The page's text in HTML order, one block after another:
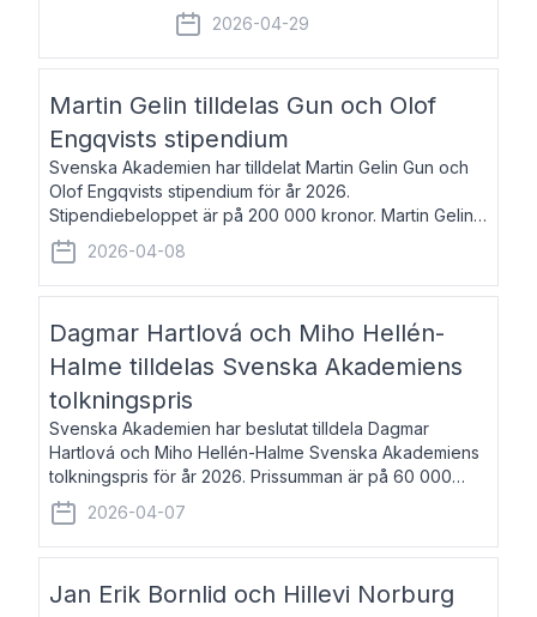
läser ur sina verk och samtalar med
John Swedenmark. De läser upp på
färöiska, isländska och svenska och
2026-04-29
Martin Gelin tilldelas Gun och Olof
Engqvists stipendium
Svenska Akademien har tilldelat Martin Gelin Gun och
Olof Engqvists stipendium för år 2026.
Stipendiebeloppet är på 200 000 kronor. Martin Gelin,
född 1978, är journalist och författare. Han lever
numera i Paris men var under många år bosat
2026-04-08
Dagmar Hartlová och Miho Hellén-
Halme tilldelas Svenska Akademiens
tolkningspris
Svenska Akademien har beslutat tilldela Dagmar
Hartlová och Miho Hellén-Halme Svenska Akademiens
tolkningspris för år 2026. Prissumman är på 60 000
kronor var. Dagmar Hartlová, född 1951, översätter
huvudsakligen från svenska till tjeckiska
2026-04-07
Jan Erik Bornlid och Hillevi Norburg